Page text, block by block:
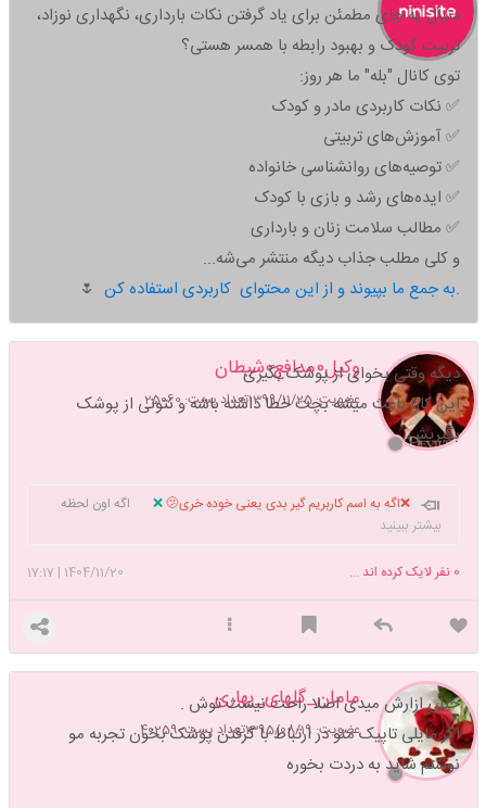
دنبال یه جای مطمئن برای یاد گرفتن نکات بارداری، نگهداری نوزاد،
تربیت کودک و بهبود رابطه با همسر هستی؟
توی کانال "بله" ما هر روز:
✅ نکات کاربردی مادر و کودک
✅ آموزش‌های تربیتی
✅ توصیه‌های روانشناسی خانواده
✅ ایده‌های رشد و بازی با کودک
✅ مطالب سلامت زنان و بارداری
و کلی مطلب جذاب دیگه منتشر می‌شه...
به جمع ما بپیوند و از این محتوای کاربردی استفاده کن.
🌷
وکیل۰مدافع۰شیطان
عضویت: 1399/11/25 تعداد پست: 25060
دیگه وقتی بخوای از پوشک بگیری
این کارا باعث میشه بچت خطا داشته باشه و نتونی از پوشک
بگیریش
❌اگه به اسم کاربریم گیر بدی یعنی خوده خری🫤 ❌ اگه اون لحظه
خوشحال بودی……پس پشیمونی نداره/.
یک تاپیک دارم تیکه پاره ت میکنم تو یک تاپیک قربون صدقه ت میرم…دادا
خداوکیلی به اسم کاربریا دقت نمیکنم فکر نکنی دوقطبی ام؛خودتو …نکن برام
❤️😁.
بیشتر ببینید
1404/11/20
|
17:17 0 نفر لایک کرده اند ...
مامان_گلهای_بهاری
عضویت: 1395/08/19 تعداد پست: 40259
خیلی ازارش میدی اصلا راحت نیست توش .
اگر مایلی تاپیک منو در ارتباط با گرفتن پوشک بخون تجربه مو
نوشتم شاید به دردت بخوره